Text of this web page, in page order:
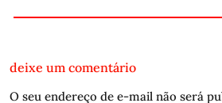
deixe um comentário
O seu endereço de e-mail não será